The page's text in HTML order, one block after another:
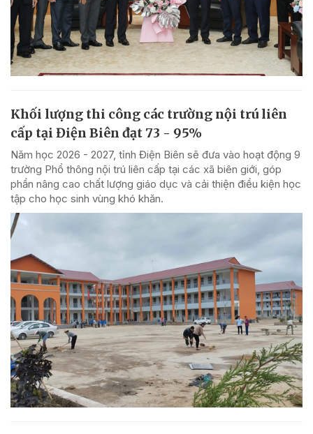
Khối lượng thi công các trường nội trú liên
cấp tại Điện Biên đạt 73 - 95%
Năm học 2026 - 2027, tỉnh Điện Biên sẽ đưa vào hoạt động 9
trường Phổ thông nội trú liên cấp tại các xã biên giới, góp
phần nâng cao chất lượng giáo dục và cải thiện điều kiện học
tập cho học sinh vùng khó khăn.